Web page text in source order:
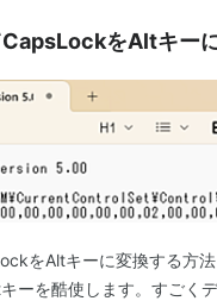
をAltキー
をAltキーに変換する方
ーを酷使します。すごく